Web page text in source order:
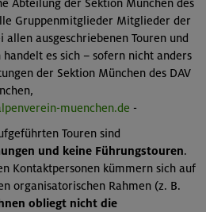
Abteilung der Sektion München des
Gruppenmitglieder Mitglieder der
allen ausgeschriebenen Touren und
es sich – sofern nicht anders
der Sektion München des DAV
muenchen.de -
Touren sind
und keine Führungstouren.
Kontaktpersonen kümmern sich auf
organisatorischen Rahmen (z. B.
obliegt nicht die